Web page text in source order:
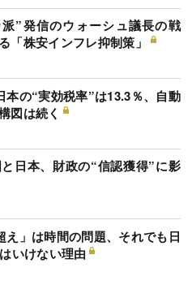
”発信のウォーシュ議長の戦
「株安インフレ抑制策」
本の“実効税率”は13.3％、自動
図は続く
日本、財政の“信認獲得”に影
え」は時間の問題、それでも日
いけない理由